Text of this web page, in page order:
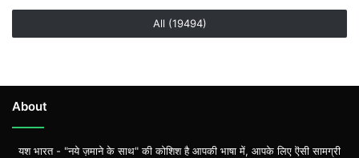
All (19494)
About
यश भारत - "नये ज़माने के साथ" की कोशिश है आपकी भाषा में, आपके लिए ऎसी सामग्री